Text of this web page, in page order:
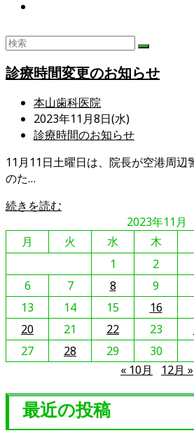
診療時間変更のお知らせ
投
稿
者:
本山歯科医院
投
稿
開
日:
2023年11月8日(水)
投
カ
テ
ゴ
リ
ー:
診療時間のお知らせ
11月11日土曜日は、院長が空港周辺
のた…
続きを読む
時
間
更
の
お
知
ら
せ
2023年11月
月
火 水 木
1
2
6
7 8 9
13
14 15 16
20
21 22 23
27
28 29
30
« 10月
12月 »
最近の投稿